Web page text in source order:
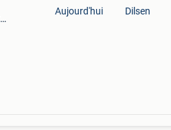
Aujourd'hui Dilsen